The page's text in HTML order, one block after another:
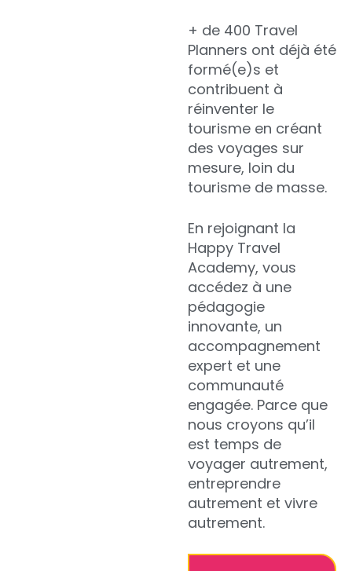
+ de 400 Travel
Planners ont déjà été
formé(e)s et
contribuent à
réinventer le
tourisme en créant
des voyages sur
mesure, loin du
tourisme de masse.
En rejoignant la
Happy Travel
Academy, vous
accédez à une
pédagogie
innovante, un
accompagnement
expert et une
communauté
engagée. Parce que
nous croyons qu’il
est temps de
voyager autrement,
entreprendre
autrement et vivre
autrement.